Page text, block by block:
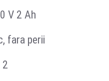
V 2 Ah
fara perii
2